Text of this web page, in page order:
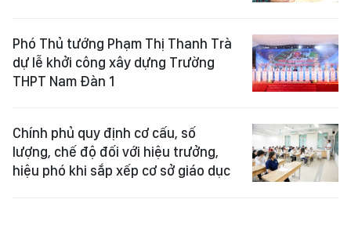
Phó Thủ tướng Phạm Thị Thanh Trà
dự lễ khởi công xây dựng Trường
THPT Nam Đàn 1
Chính phủ quy định cơ cấu, số
lượng, chế độ đối với hiệu trưởng,
hiệu phó khi sắp xếp cơ sở giáo dục